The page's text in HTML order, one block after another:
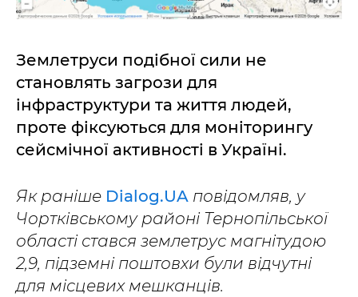
Землетруси подібної сили не
становлять загрози для
інфраструктури та життя людей,
проте фіксуються для моніторингу
сейсмічної активності в Україні.
Як раніше Dialog.UA повідомляв, у
Чортківському районі Тернопільської
області стався землетрус магнітудою
2,9, підземні поштовхи були відчутні
для місцевих мешканців.